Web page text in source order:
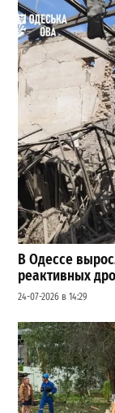
В Одессе
реактивных
24-07-2026 в 14:29